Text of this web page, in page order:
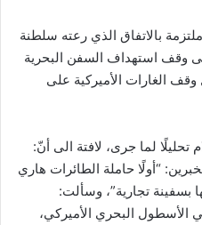
بالاتفاق الذي رعته سلطنة
وقف استهداف السفن البحرية
وقف الغارات الأميركية على
لما جرى، لافتة الى أنّ:
الخبرين: “أولًا حاملة الطائرات هاري
بسفينة تجارية”، وسألت:
البحري الأميركي،